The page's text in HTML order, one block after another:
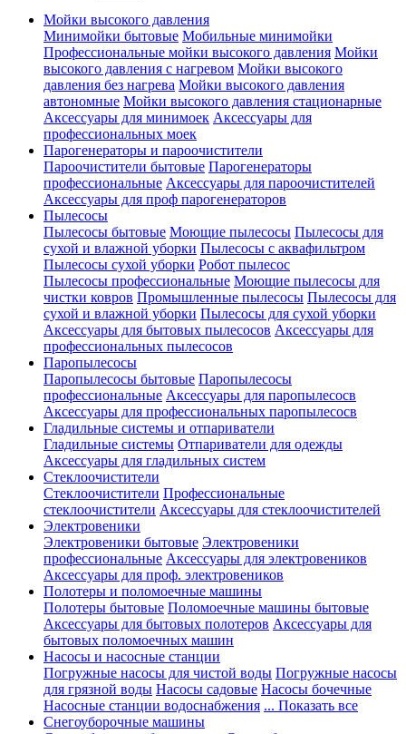
Мойки высокого давления
Минимойки бытовые Мобильные минимойки
Профессиональные мойки высокого давления Мойки
высокого давления с нагревом Мойки высокого
давления без нагрева Мойки высокого давления
автономные Мойки высокого давления стационарные
Аксессуары для минимоек Аксессуары для
профессиональных моек
Парогенераторы и пароочистители
Пароочистители бытовые Парогенераторы
профессиональные Аксессуары для пароочистителей
Аксессуары для проф парогенераторов
Пылесосы
Пылесосы бытовые Моющие пылесосы Пылесосы для
сухой и влажной уборки Пылесосы с аквафильтром
Пылесосы сухой уборки Робот пылесос
Пылесосы профессиональные Моющие пылесосы для
чистки ковров Промышленные пылесосы Пылесосы для
сухой и влажной уборки Пылесосы для сухой уборки
Аксессуары для бытовых пылесосов Аксессуары для
профессиональных пылесосов
Паропылесосы
Паропылесосы бытовые Паропылесосы
профессиональные Аксессуары для паропылесосв
Аксессуары для профессиональных паропылесосв
Гладильные системы и отпариватели
Гладильные системы Отпариватели для одежды
Аксессуары для гладильных систем
Стеклоочистители
Стеклоочистители Профессиональные
стеклоочистители Аксессуары для стеклоочистителей
Электровеники
Электровеники бытовые Электровеники
профессиональные Аксессуары для электровеников
Аксессуары для проф. электровеников
Полотеры и поломоечные машины
Полотеры бытовые Поломоечные машины бытовые
Аксессуары для бытовых полотеров Аксессуары для
бытовых поломоечных машин
Насосы и насосные станции
Погружные насосы для чистой воды Погружные насосы
для грязной воды Насосы садовые Насосы бочечные
Насосные станции водоснабжения ... Показать все
Снегоуборочные машины